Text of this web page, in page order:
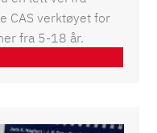
CAS verktøyet for
fra 5-18 år.